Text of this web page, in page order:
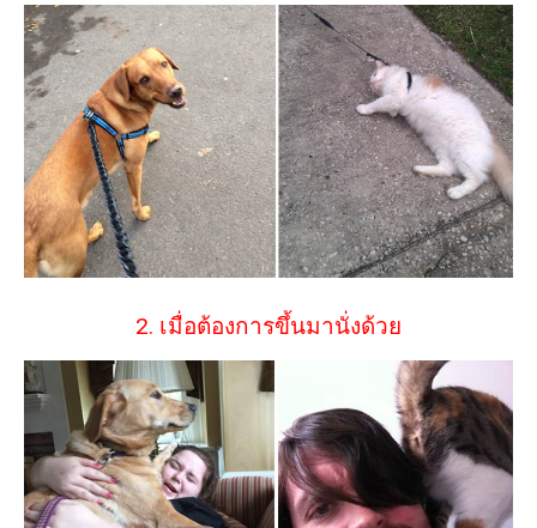
2. เมื่อต้องการขึ้นมานั่งด้วย